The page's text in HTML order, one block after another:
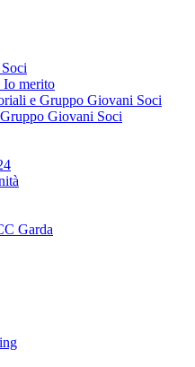
Io merito
e Gruppo Giovani Soci
Giovani Soci
Garda